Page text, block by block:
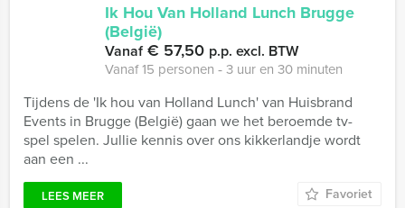
Ik Hou Van Holland Lunch Brugge
(België)
Vanaf€ 57,50 p.p. excl. BTW
Vanaf 15 personen ‐ 3 uur en 30 minuten
Tijdens de 'Ik hou van Holland Lunch' van Huisbrand
Events in Brugge (België) gaan we het beroemde tv-
spel spelen. Jullie kennis over ons kikkerlandje wordt
aan een ...
LEES MEER Favoriet